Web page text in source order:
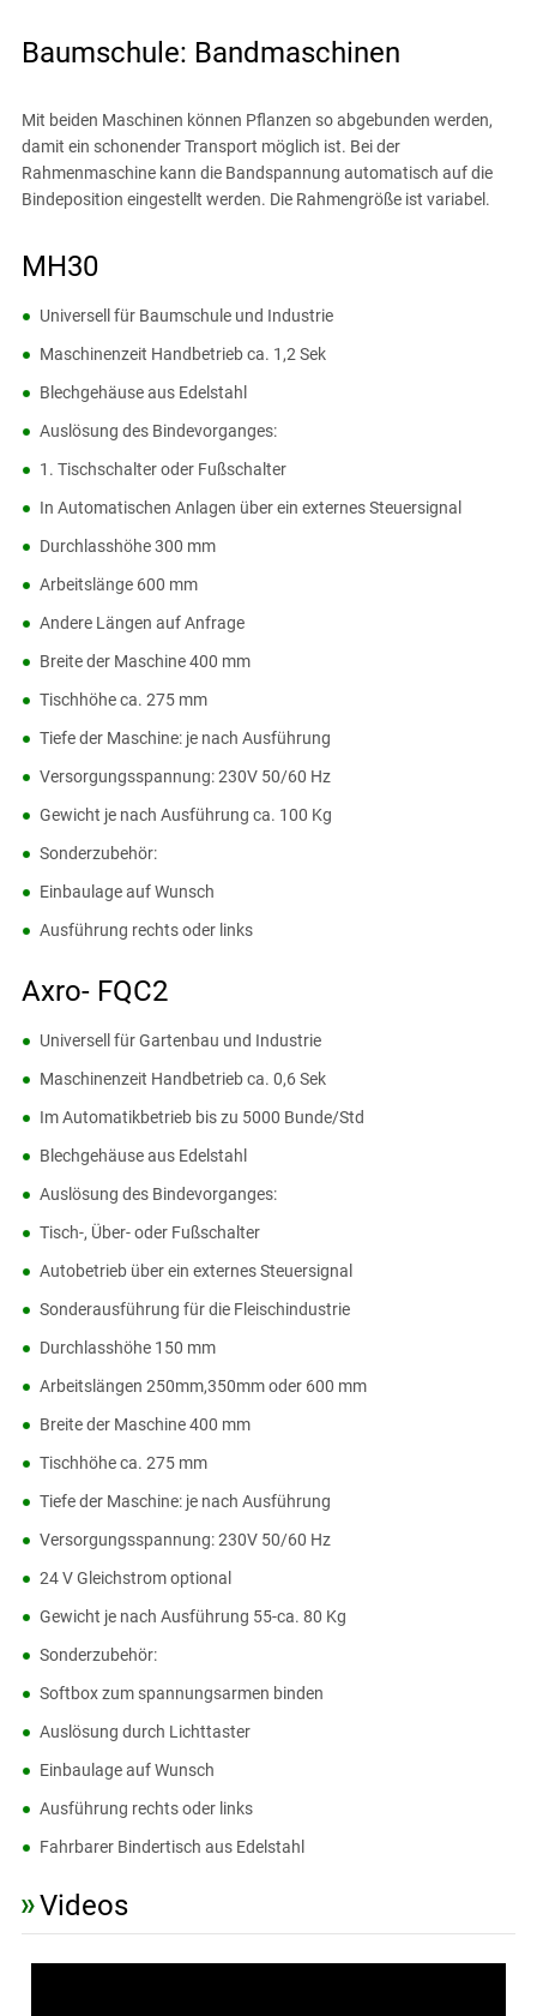
Baumschule: Bandmaschinen
Mit beiden Maschinen können Pflanzen so abgebunden werden,
damit ein schonender Transport möglich ist. Bei der
Rahmenmaschine kann die Bandspannung automatisch auf die
Bindeposition eingestellt werden. Die Rahmengröße ist variabel.
MH30
Universell für Baumschule und Industrie
Maschinenzeit Handbetrieb ca. 1,2 Sek
Blechgehäuse aus Edelstahl
Auslösung des Bindevorganges:
1. Tischschalter oder Fußschalter
In Automatischen Anlagen über ein externes Steuersignal
Durchlasshöhe 300 mm
Arbeitslänge 600 mm
Andere Längen auf Anfrage
Breite der Maschine 400 mm
Tischhöhe ca. 275 mm
Tiefe der Maschine: je nach Ausführung
Versorgungsspannung: 230V 50/60 Hz
Gewicht je nach Ausführung ca. 100 Kg
Sonderzubehör:
Einbaulage auf Wunsch
Ausführung rechts oder links
Axro- FQC2
Universell für Gartenbau und Industrie
Maschinenzeit Handbetrieb ca. 0,6 Sek
Im Automatikbetrieb bis zu 5000 Bunde/Std
Blechgehäuse aus Edelstahl
Auslösung des Bindevorganges:
Tisch-, Über- oder Fußschalter
Autobetrieb über ein externes Steuersignal
Sonderausführung für die Fleischindustrie
Durchlasshöhe 150 mm
Arbeitslängen 250mm,350mm oder 600 mm
Breite der Maschine 400 mm
Tischhöhe ca. 275 mm
Tiefe der Maschine: je nach Ausführung
Versorgungsspannung: 230V 50/60 Hz
24 V Gleichstrom optional
Gewicht je nach Ausführung 55-ca. 80 Kg
Sonderzubehör:
Softbox zum spannungsarmen binden
Auslösung durch Lichttaster
Einbaulage auf Wunsch
Ausführung rechts oder links
Fahrbarer Bindertisch aus Edelstahl
Videos